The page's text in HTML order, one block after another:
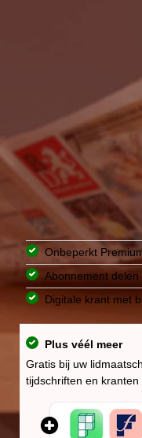
Onbeperkt
Abonnement delen
Digitale krant met
Plus véél meer
Gratis bij uw
tijdschriften en kranten